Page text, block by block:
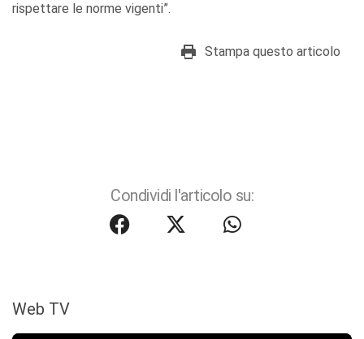
rispettare le norme vigenti”.
Stampa questo articolo
Condividi l'articolo su:
Web TV